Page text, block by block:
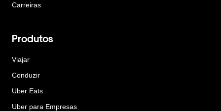
Carreiras
Produtos
Viajar
Conduzir
Uber Eats
Uber para Empresas